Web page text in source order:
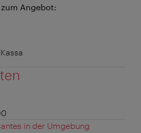
Angebot:
in der Umgebung